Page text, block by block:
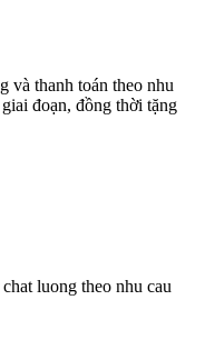
và thanh toán theo nhu
đoạn, đồng thời tặng
luong theo nhu cau